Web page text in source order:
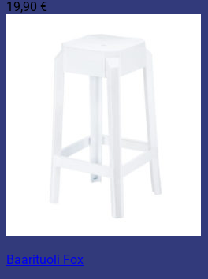
19,90 €
Baarituoli Fox